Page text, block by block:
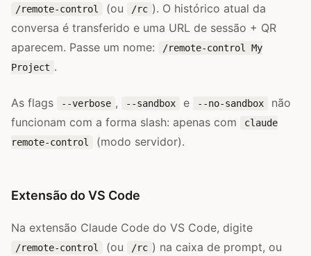
/remote-control (ou /rc ). O histórico atual da
conversa é transferido e uma URL de sessão + QR
aparecem. Passe um nome:
/remote-control My
Project .
As flags --verbose , --sandbox e --no-sandbox
não
funcionam com a forma slash: apenas com
claude
remote-control
(modo servidor).
Extensão do VS Code
Na extensão Claude Code do VS Code, digite
/remote-control (ou /rc ) na caixa de prompt, ou